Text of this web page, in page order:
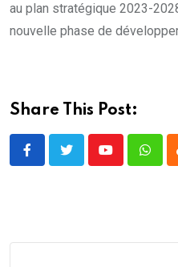
au plan stratégique 2023-
nouvelle phase de
Share This Post:
Youtube